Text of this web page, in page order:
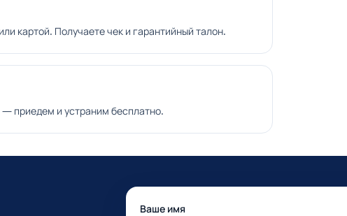
картой. Получаете чек и гарантийный талон.
приедем и устраним бесплатно.
Ваше имя